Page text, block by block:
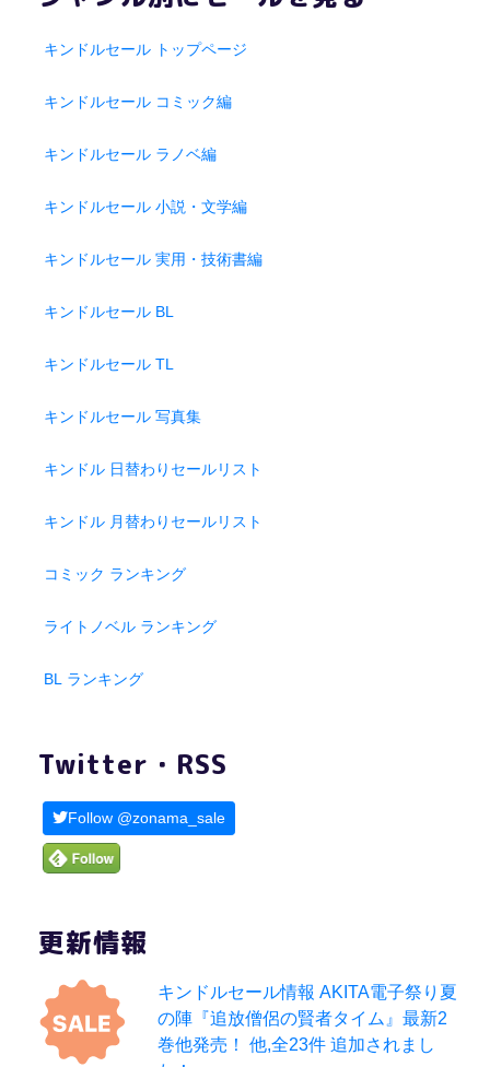
キンドルセール トップページ
キンドルセール コミック編
キンドルセール ラノベ編
キンドルセール 小説・文学編
キンドルセール 実用・技術書編
キンドルセール BL
キンドルセール TL
キンドルセール 写真集
キンドル 日替わりセールリスト
キンドル 月替わりセールリスト
コミック ランキング
ライトノベル ランキング
BL ランキング
Twitter・RSS
Follow @zonama_sale
更新情報
キンドルセール情報 AKITA電子祭り夏
の陣『追放僧侶の賢者タイム』最新2
巻他発売！ 他,全23件 追加されまし